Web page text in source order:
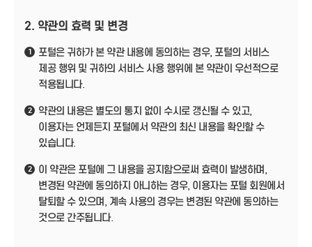
2. 약관의 효력 및 변경
1
포털은 귀하가 본 약관 내용에 동의하는 경우, 포털의 서비스
제공 행위 및 귀하의 서비스 사용 행위에 본 약관이 우선적으로
적용됩니다.
2
약관의 내용은 별도의 통지 없이 수시로 갱신될 수 있고,
이용자는 언제든지 포털에서 약관의 최신 내용을 확인할 수
있습니다.
2
이 약관은 포털에 그 내용을 공지함으로써 효력이 발생하며,
변경된 약관에 동의하지 아니하는 경우, 이용자는 포털 회원에서
탈퇴할 수 있으며, 계속 사용의 경우는 변경된 약관에 동의하는
것으로 간주됩니다.